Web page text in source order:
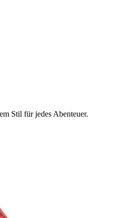
Stil für jedes Abenteuer.